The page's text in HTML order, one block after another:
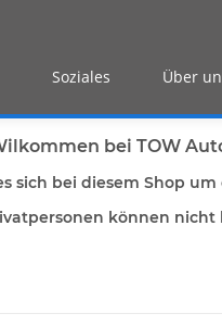
Soziales Über
bei TOW
sich bei diesem Shop
können